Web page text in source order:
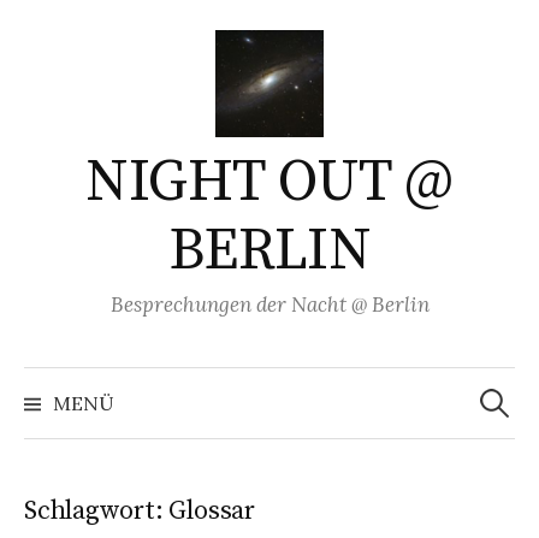
NIGHT OUT @
BERLIN
Besprechungen der Nacht @ Berlin
MENÜ
Suchen
nach:
Schlagwort: Glossar